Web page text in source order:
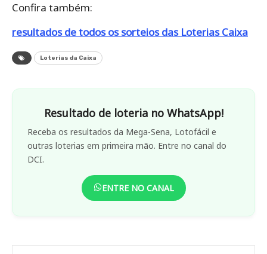
Confira também:
resultados de todos os sorteios das Loterias Caixa
Loterias da Caixa
Resultado de loteria no WhatsApp!
Receba os resultados da Mega-Sena, Lotofácil e
outras loterias em primeira mão. Entre no canal do
DCI.
ENTRE NO CANAL